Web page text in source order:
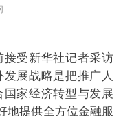
受新华社记者采访
展战略是把推广人
家经济转型与发展
地提供全方位金融服